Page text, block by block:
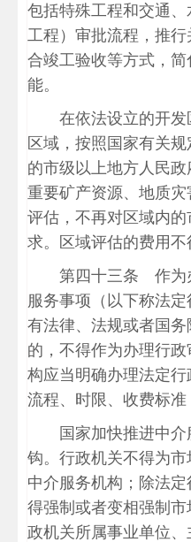
包括特殊工程和交通
工程）审批流程，推
合竣工验收等方式，
能。
在依法设立的开
区域，按照国家有关
的市级以上地方人民
重要矿产资源、地质
评估，不再对区域内
求。区域评估的费用不
第四十三条 作为
服务事项（以下称法
有法律、法规或者国
的，不得作为办理行
构应当明确办理法定行
流程、时限、收费标准
国家加快推进中
钩。行政机关不得为
中介服务机构；除法
得强制或者变相强制
政机关所属事业单位